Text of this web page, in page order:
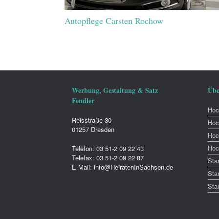
Autopflege Carsten Rochow
Werbung, Gestaltung & Satz
Fendler
Reisstraße 30
01257 Dresden
Telefon: 03 51-2 09 22 43
Telefax: 03 51-2 09 22 87
E-Mail: info@HeiratenInSachsen.de